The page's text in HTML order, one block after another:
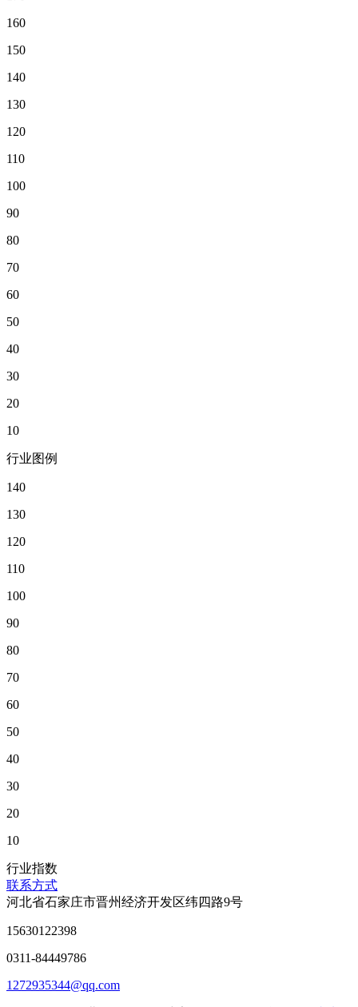
160
150
140
130
120
110
100
90
80
70
60
50
40
30
20
10
行业图例
140
130
120
110
100
90
80
70
60
50
40
30
20
10
行业指数
联系方式
河北省石家庄市晋州经济开发区纬四路9号
15630122398
0311-84449786
1272935344@qq.com